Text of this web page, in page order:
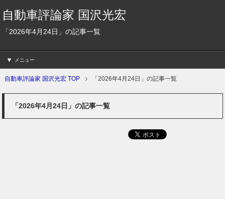
自動車評論家 国沢光宏
「2026年4月24日」の記事一覧
メニュー
自動車評論家 国沢光宏 TOP 「2026年4月24日」の記事一覧
「2026年4月24日」の記事一覧